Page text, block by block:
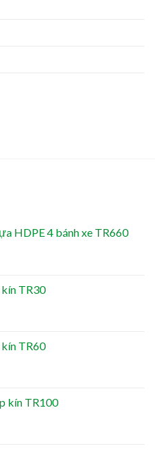
HDPE 4 bánh xe TR660
TR30
TR60
kín TR100